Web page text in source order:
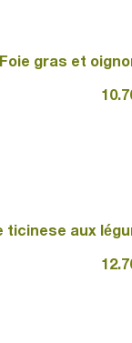
Foie gras et
ticinese aux